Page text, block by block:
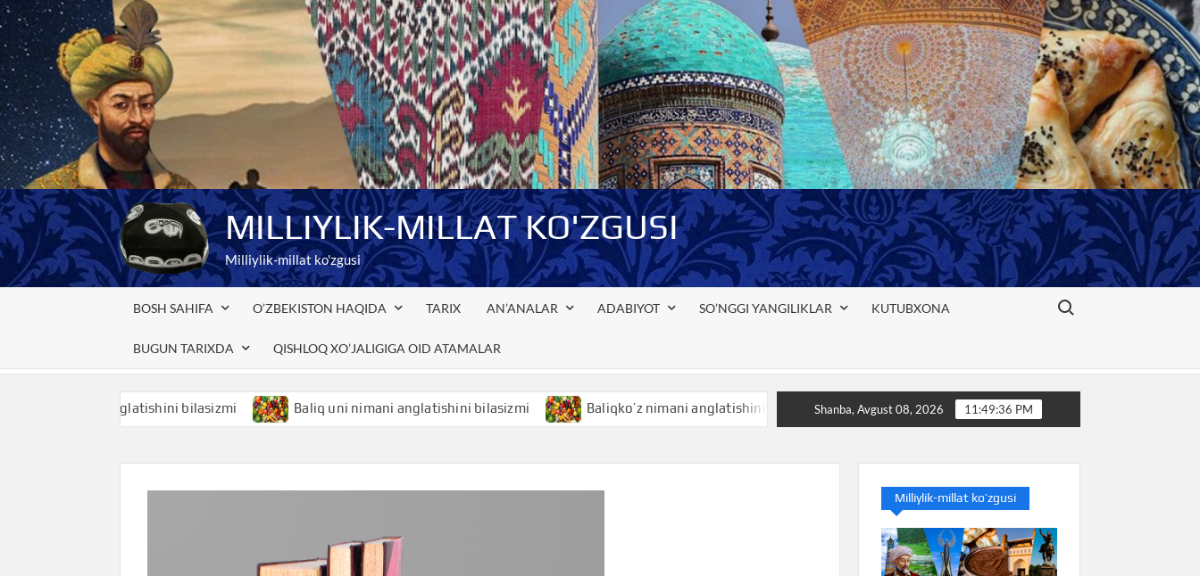
Skip
to
content
MILLIYLIK-MILLAT KO'ZGUSI
Milliylik-millat ko'zgusi
BOSH SAHIFA O’ZBEKISTON HAQIDA TARIX AN’ANALAR ADABIYOT SO’NGGI YANGILIKLAR KUTUBXONA
BUGUN TARIXDA QISHLOQ XO’JALIGIGA OID ATAMALAR
Search for:
anglatishini bilasizmi Baliq uni nimani anglatishini bilasizmi Baliqko’z nimani anglatishini bilasizmi Baliq nimani anglatishini bilasizmi
Shanba, Avgust 08, 2026 11:49:37 PM
Milliylik-millat ko’zgusi